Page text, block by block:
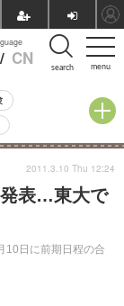
menu
/ CN search
受験
発表…東大で
10日に前期日程の合
2011.3.10 Thu 12:24